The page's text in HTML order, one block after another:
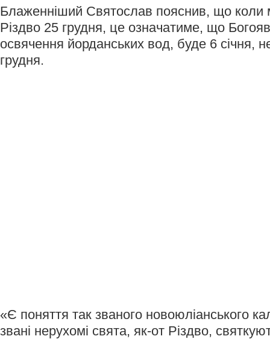
Блаженніший Святослав пояснив, що коли
Різдво 25 грудня, це означатиме, що
освячення йорданських вод, буде 6 січня,
грудня.
«Є поняття так званого новоюліанського
звані нерухомі свята, як-от Різдво,